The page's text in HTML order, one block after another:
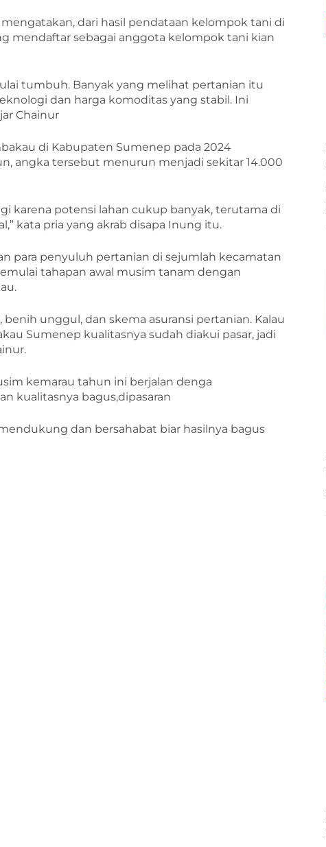
dari hasil pendataan kelompok tani di
mendaftar sebagai anggota kelompok tani kian
tumbuh. Banyak yang melihat pertanian itu
dan harga komoditas yang stabil. Ini
Chainur
di Kabupaten Sumenep pada 2024
angka tersebut menurun menjadi sekitar 14.000
karena potensi lahan cukup banyak, terutama di
kata pria yang akrab disapa Inung itu.
para penyuluh pertanian di sejumlah kecamatan
tahapan awal musim tanam dengan
unggul, dan skema asuransi pertanian. Kalau
Sumenep kualitasnya sudah diakui pasar, jadi
kemarau tahun ini berjalan denga
kualitasnya bagus,dipasaran
dan bersahabat biar hasilnya bagus